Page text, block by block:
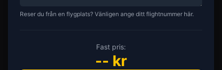
Reser du från en flygplats? Vänligen ange ditt flightnummer här.
Fast pris:
-- kr